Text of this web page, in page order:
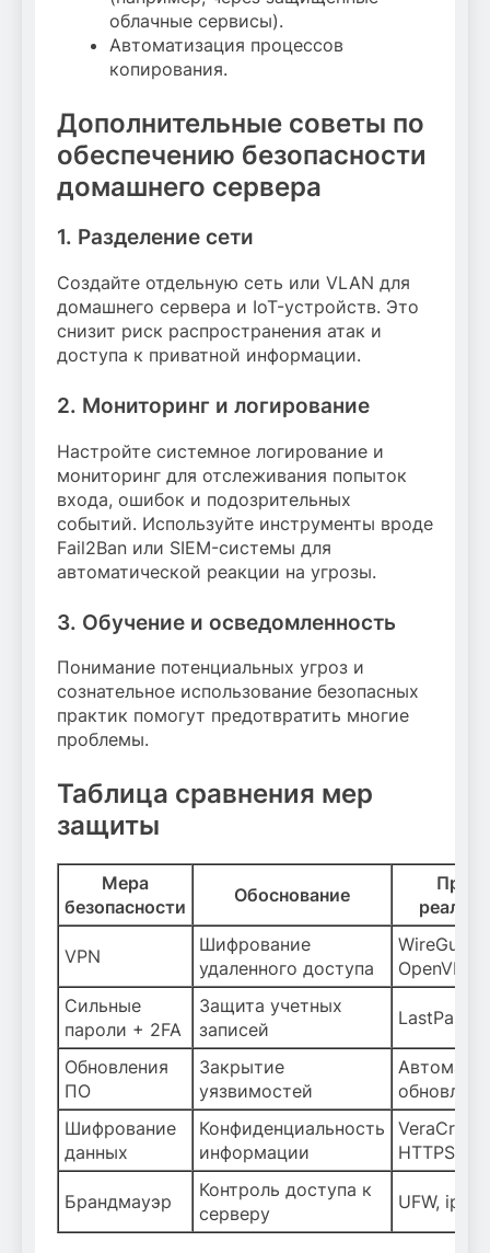
облачные сервисы).
Автоматизация процессов
копирования.
Дополнительные советы по
обеспечению безопасности
домашнего сервера
1. Разделение сети
Создайте отдельную сеть или VLAN для
домашнего сервера и IoT-устройств. Это
снизит риск распространения атак и
доступа к приватной информации.
2. Мониторинг и логирование
Настройте системное логирование и
мониторинг для отслеживания попыток
входа, ошибок и подозрительных
событий. Используйте инструменты вроде
Fail2Ban или SIEM-системы для
автоматической реакции на угрозы.
3. Обучение и осведомленность
Понимание потенциальных угроз и
сознательное использование безопасных
практик помогут предотвратить многие
проблемы.
Таблица сравнения мер
защиты
Мера
безопасности
Обоснование
VPN
Шифрование
удаленного доступа
WireGuard,
OpenVPN
Сильные
пароли + 2FA
Защита учетных
записей
LastPass,
Обновления
ПО
Закрытие
уязвимостей
Шифрование
данных
Конфиденциальность
информации
VeraCrypt,
HTTPS
Брандмауэр
Контроль доступа к
серверу
UFW,